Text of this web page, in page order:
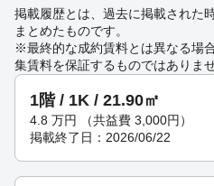
掲載履歴とは、過去に掲載された
まとめたものです。
※最終的な成約賃料とは異なる場
集賃料を保証するものではありませ
1階 / 1K / 21.90㎡
4.8 万円
（共益費 3,000円）
掲載終了日：2026/06/22